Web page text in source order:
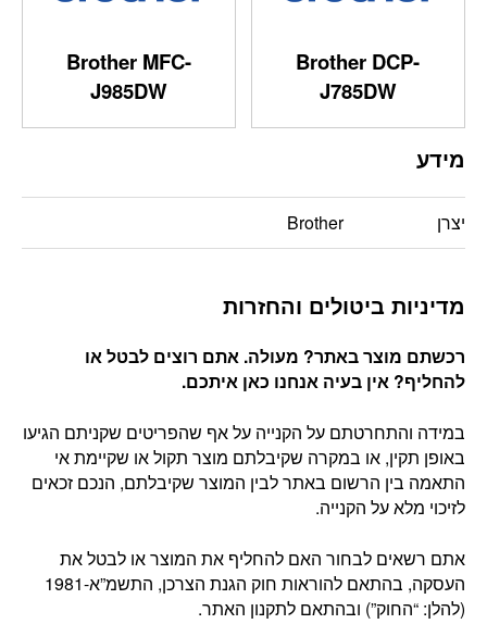
Brother DCP-
J785DW
Brother MFC-
J985DW
מידע
יצרן Brother
מדיניות ביטולים והחזרות
רכשתם מוצר באתר? מעולה. אתם רוצים לבטל או
להחליף? אין בעיה אנחנו כאן איתכם.
במידה והתחרטתם על הקנייה על אף שהפריטים שקניתם הגיעו
באופן תקין, או במקרה שקיבלתם מוצר תקול או שקיימת אי
התאמה בין הרשום באתר לבין המוצר שקיבלתם, הנכם זכאים
לזיכוי מלא על הקנייה.
אתם רשאים לבחור האם להחליף את המוצר או לבטל את
העסקה, בהתאם להוראות חוק הגנת הצרכן, התשמ”א-1981
(להלן: “החוק”) ובהתאם לתקנון האתר.